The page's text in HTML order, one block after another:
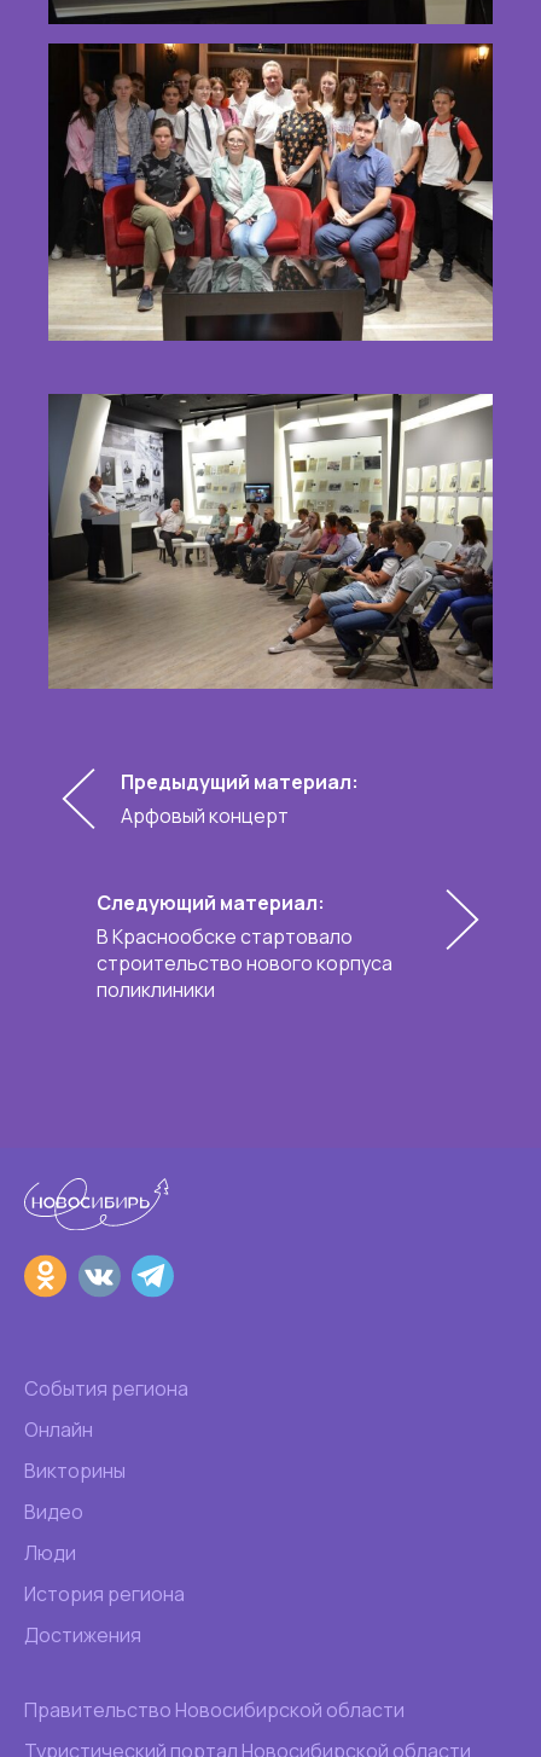
Предыдущий материал:
Арфовый концерт
Следующий материал:
В Краснообске стартовало
строительство нового корпуса
поликлиники
События региона
Онлайн
Викторины
Видео
Люди
История региона
Достижения
Правительство Новосибирской области
Туристический портал Новосибирской области